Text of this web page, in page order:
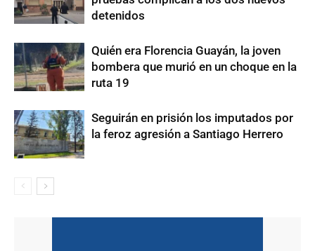
detenidos
Quién era Florencia Guayán, la joven
bombera que murió en un choque en la
ruta 19
Seguirán en prisión los imputados por
la feroz agresión a Santiago Herrero